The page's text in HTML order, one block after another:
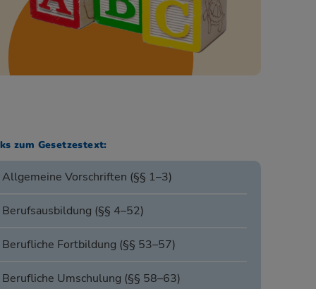
zum Gesetzestext:
Allgemeine Vorschriften (§§ 1–3)
Berufsausbildung (§§ 4–52)
Berufliche Fortbildung (§§ 53–57)
Berufliche Umschulung (§§ 58–63)